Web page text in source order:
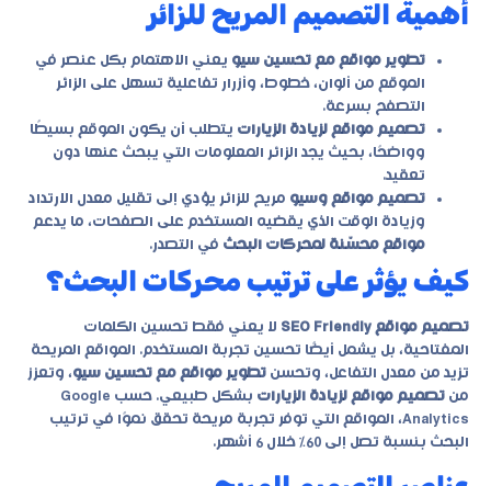
أهمية التصميم المريح للزائر
تطوير مواقع مع تحسين سيو يعني الاهتمام بكل عنصر في
الموقع من ألوان، خطوط، وأزرار تفاعلية تسهل على الزائر
التصفح بسرعة.
تصميم مواقع لزيادة الزيارات يتطلب أن يكون الموقع بسيطًا
وواضحًا، بحيث يجد الزائر المعلومات التي يبحث عنها دون
تعقيد.
تصميم مواقع وسيو مريح للزائر يؤدي إلى تقليل معدل الارتداد
وزيادة الوقت الذي يقضيه المستخدم على الصفحات، ما يدعم
مواقع محسّنة لمحركات البحث في التصدر.
كيف يؤثر على ترتيب محركات البحث؟
تصميم مواقع SEO Friendly
لا يعني فقط تحسين الكلمات
المفتاحية، بل يشمل أيضًا تحسين تجربة المستخدم. المواقع المريحة
تزيد من معدل التفاعل، وتحسن تطوير مواقع مع تحسين سيو، وتعزز
من تصميم مواقع لزيادة الزيارات
بشكل طبيعي. حسب Google
Analytics، المواقع التي توفر تجربة مريحة تحقق نموًا في ترتيب
البحث بنسبة تصل إلى 60% خلال 6 أشهر.